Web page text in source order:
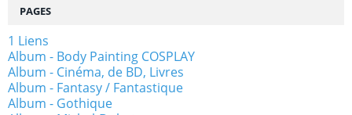
PAGES
1 Liens
Album - Body Painting COSPLAY
Album - Cinéma, de BD, Livres
Album - Fantasy / Fantastique
Album - Gothique